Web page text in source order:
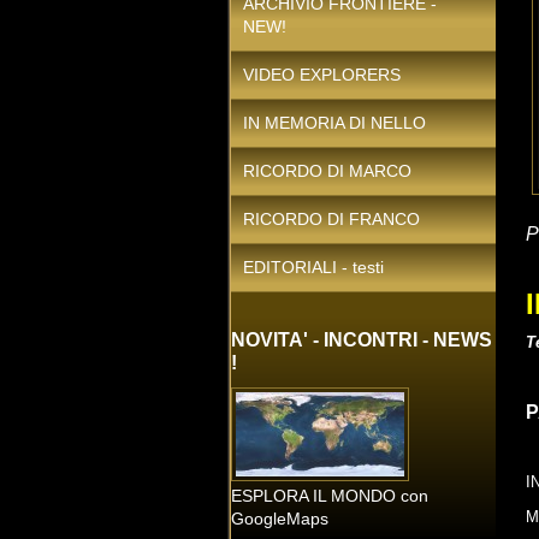
NEW!
VIDEO EXPLORERS
IN MEMORIA DI NELLO
RICORDO DI MARCO
RICORDO DI FRANCO
EDITORIALI - testi
NOVITA' - INCONTRI - NEWS
!
ESPLORA IL MONDO con
GoogleMaps